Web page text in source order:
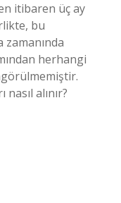
itibaren üç ay
bu
zamanında
herhangi
alınır?